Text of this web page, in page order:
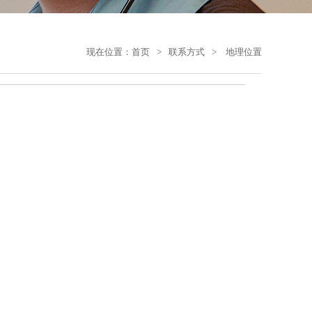
现在位置： 首页 > 联系方式 > 地理位置